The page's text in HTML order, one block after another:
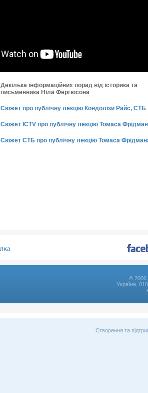
Декілька інформаційних порад від історика та
письменника Ніла Фергюсона
Сюжет про публічну лекцію Кондолізи Райс, СТБ
Сюжет ICTV про публічну лекцію Томаса
Сюжет СТБ про публічну лекцію Томаса
© 2006
Україна,
Створення та